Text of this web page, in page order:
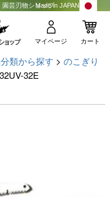
園芸刃物ショップMade in JAPAN
マイページ カート
類から探す
のこぎり
32E